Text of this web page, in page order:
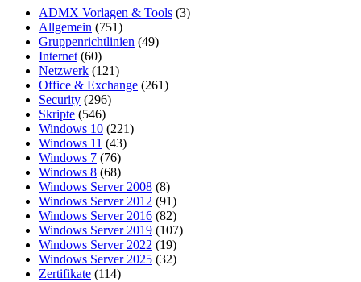
ADMX Vorlagen & Tools (3)
Allgemein (751)
Gruppenrichtlinien (49)
Internet (60)
Netzwerk (121)
Office & Exchange (261)
Security (296)
Skripte (546)
Windows 10 (221)
Windows 11 (43)
Windows 7 (76)
Windows 8 (68)
Windows Server 2008 (8)
Windows Server 2012 (91)
Windows Server 2016 (82)
Windows Server 2019 (107)
Windows Server 2022 (19)
Windows Server 2025 (32)
Zertifikate (114)